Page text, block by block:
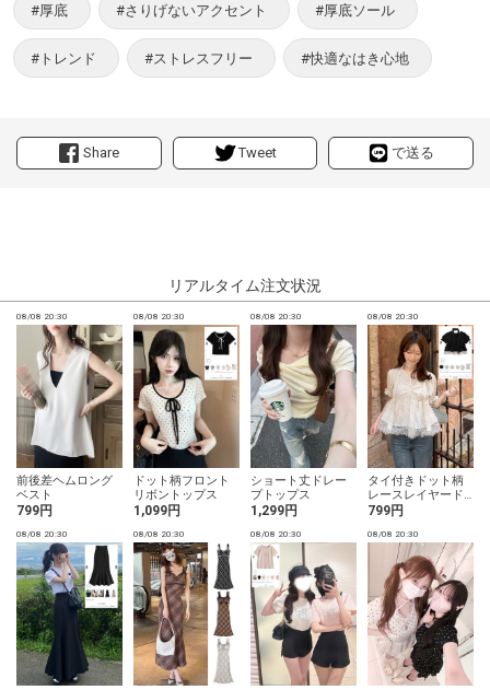
Share Tweet で送る
#厚底 #さりげないアクセント #厚底ソール
#トレンド #ストレスフリー #快適なはき心地
リアルタイム注文状況
08/08 20:30
前後差ヘムロング
ベスト
799円
08/08 20:30
ドット柄フロント
リボントップス
1,099円
08/08 20:30
ショート丈ドレー
プトップス
1,299円
08/08 20:30
タイ付きドット柄
レースレイヤード
ギャザーブラウス
799円
08/08 20:30 08/08 20:30 08/08 20:30 08/08 20:30